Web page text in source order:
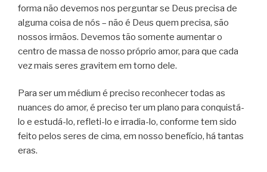
forma não devemos nos perguntar se Deus precisa de
alguma coisa de nós – não é Deus quem precisa, são
nossos irmãos. Devemos tão somente aumentar o
centro de massa de nosso próprio amor, para que cada
vez mais seres gravitem em torno dele.
Para ser um médium é preciso reconhecer todas as
nuances do amor, é preciso ter um plano para conquistá-
lo e estudá-lo, refleti-lo e irradia-lo, conforme tem sido
feito pelos seres de cima, em nosso benefício, há tantas
eras.